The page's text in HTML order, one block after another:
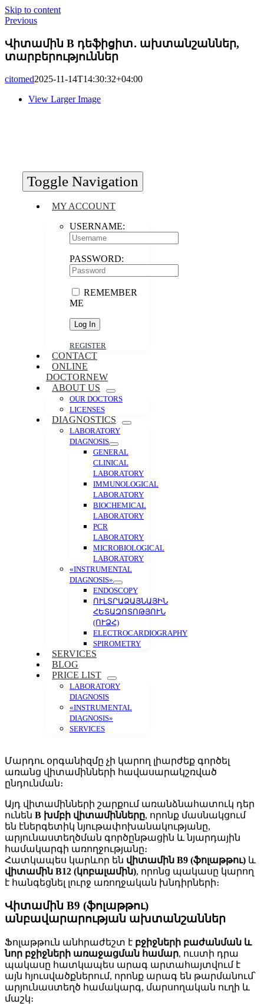
Skip to content
Toggle Navigation
MY ACCOUNT
USERNAME:
PASSWORD:
REMEMBER
ME
REGISTER
CONTACT
ONLINE
DOCTORNEW
ABOUT US
OUR DOCTORS
LICENSES
DIAGNOSTICS
LABORATORY
DIAGNOSIS
GENERAL
CLINICAL
LABORATORY
IMMUNOLOGICAL
LABORATORY
BIOCHEMICAL
LABORATORY
PCR
LABORATORY
MICROBIOLOGICAL
LABORATORY
«INSTRUMENTAL
DIAGNOSIS»
ENDOSCOPY
ՈՒԼՏՐԱՁԱՅՆԱՅԻՆ
ՀԵՏԱԶՈՏՈԹՅՈՒՆ
(ՈՒՁՀ)
ELECTROCARDIOGRAPHY
SPIROMETRY
SERVICES
BLOG
PRICE LIST
LABORATORY
DIAGNOSIS
«INSTRUMENTAL
DIAGNOSIS»
SERVICES
Previous
Վիտամին B դեֆիցիտ․ ախտանշաններ,
տարբերություններ
citomed2025-11-14T14:30:32+04:00
View Larger Image
Մարդու օրգանիզմը չի կարող լիարժեք գործել
առանց վիտամինների հավասարակշռված
ընդունման։
Այդ վիտամինների շարքում առանձնահատուկ դեր
ունեն B խմբի վիտամինները, որոնք մասնակցում
են էներգետիկ նյութափոխանակությանը,
արյունաստեղծման գործընթացին և նյարդային
համակարգի առողջությանը։
Հատկապես կարևոր են վիտամին B9 (ֆոլաթթու) և
վիտամին B12 (կոբալամին), որոնց պակասը կարող
է հանգեցնել լուրջ առողջական խնդիրների։
Վիտամին B9 (ֆոլաթթու)
անբավարարության ախտանշաններ
Ֆոլաթթուն անհրաժեշտ է բջիջների բաժանման և
նոր բջիջների առաջացման համար, ուստի դրա
պակասը հատկապես արագ արտահայտվում է
այն հյուսվածքներում, որոնք արագ են թարմանում՝
արյունաստեղծ համակարգ, մարսողական ուղի և
մաշկ։